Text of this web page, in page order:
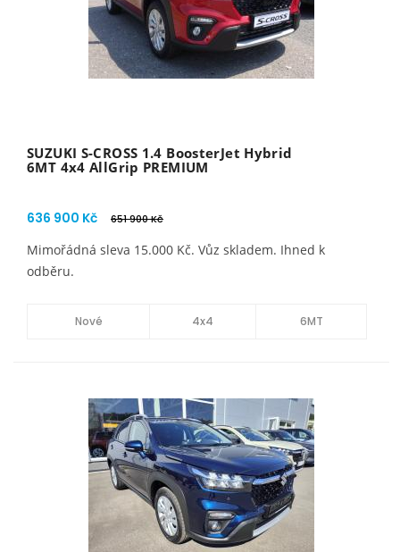
SUZUKI S-CROSS 1.4 BoosterJet Hybrid
6MT 4x4 AllGrip PREMIUM
636 900 Kč 651 900 Kč
Mimořádná sleva 15.000 Kč. Vůz skladem. Ihned k
odběru.
Nové 4x4 6MT